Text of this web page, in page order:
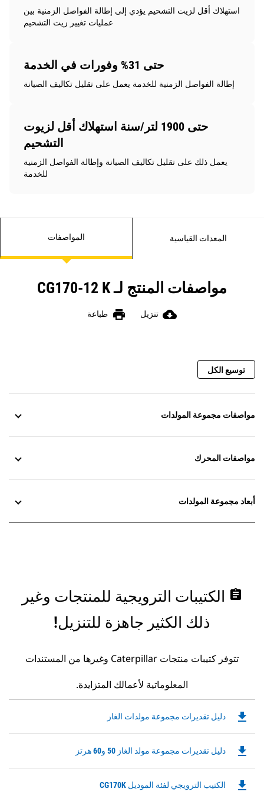
استهلاك أقل لزيت التشحيم يؤدي إلى إطالة الفواصل الزمنية بين
عمليات تغيير زيت التشحيم
حتى 31% وفورات في الخدمة
إطالة الفواصل الزمنية للخدمة يعمل على تقليل تكاليف الصيانة
حتى 1900 لتر/سنة استهلاك أقل لزيوت
التشحيم
يعمل ذلك على تقليل تكاليف الصيانة وإطالة الفواصل الزمنية
للخدمة
المواصفات المعدات القياسية
مواصفات المنتج لـ CG170-12 K
cloud_download تنزيل print طباعة
توسيع الكل
مواصفات مجموعة المولدات
مواصفات المحرك
أبعاد مجموعة المولدات
assignment الكتيبات الترويجية للمنتجات وغير
ذلك الكثير جاهزة للتنزيل!
تتوفر كتيبات منتجات Caterpillar وغيرها من المستندات
المعلوماتية لأعمالك المتزايدة.
دليل تقديرات مجموعة مولدات الغازDownloadable
a
New
Tab
file_download
دليل تقديرات مجموعة مولد الغاز 50 و60 هرتزDownloadable
file_download
الكتيب الترويجي لفئة الموديل CG170KDownloadable
file_download